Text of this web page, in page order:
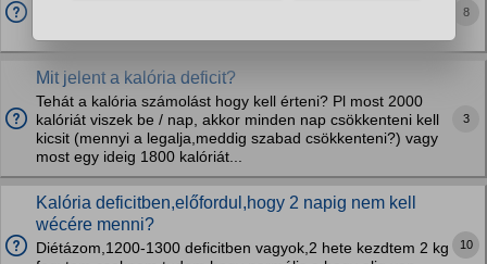
8
Mit jelent a kalória deficit?
Tehát a kalória számolást hogy kell érteni? Pl most 2000
kalóriát viszek be / nap, akkor minden nap csökkenteni kell
kicsit (mennyi a legalja,meddig szabad csökkenteni?) vagy
most egy ideig 1800 kalóriát...
3
Kalória deficitben,előfordul,hogy 2 napig nem kell
wécére menni?
Diétázom,1200-1300 deficitben vagyok,2 hete kezdtem 2 kg
10